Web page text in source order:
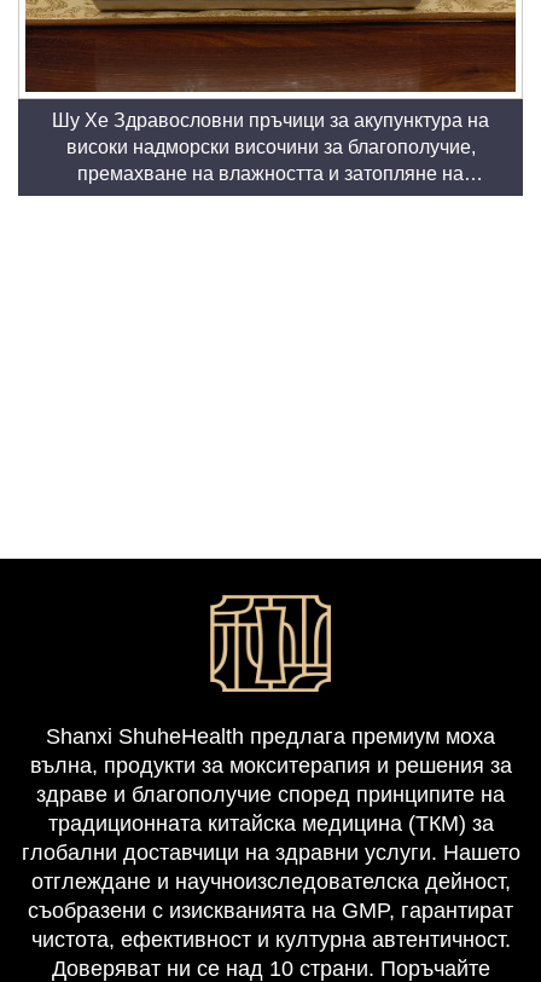
Шу Хе Здравословни пръчици за акупунктура на
високи надморски височини за благополучие,
премахване на влажността и затопляне на
меридиани
Shanxi ShuheHealth предлага премиум моxa
вълна, продукти за мокситерапия и решения за
здраве и благополучие според принципите на
традиционната китайска медицина (ТКМ) за
глобални доставчици на здравни услуги. Нашето
отглеждане и научноизследователска дейност,
съобразени с изискванията на GMP, гарантират
чистота, ефективност и културна автентичност.
Доверяват ни се над 10 страни. Поръчайте